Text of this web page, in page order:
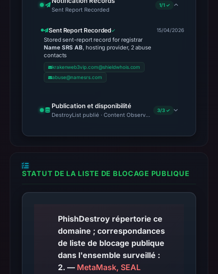
Sent Report Recorded
1/1 ✓
Sent Report Recorded
Stored sent-report record for registrar
Name SRS AB, hosting provider, 2 abuse
contacts
krakenweb3vip.com@shieldwhois.com
abuse@namesrs.com
15/04/2026
Publication et disponibilité
DestroyList publié · Content Observed Unavailable · Délai
3/3 ✓
STATUT DE LA LISTE DE BLOCAGE PUBLIQUE
PhishDestroy répertorie ce
domaine ; correspondances
de liste de blocage publique
dans l'ensemble surveillé :
2. — MetaMask, SEAL